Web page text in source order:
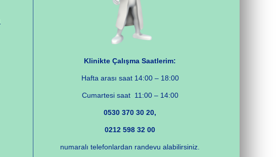
Klinikte Çalışma Saatlerim:
Hafta arası saat 14:00 – 18:00
Cumartesi saat 11:00 – 14:00
0530 370 30 20,
0212 598 32 00
numaralı telefonlardan randevu alabilirsiniz.